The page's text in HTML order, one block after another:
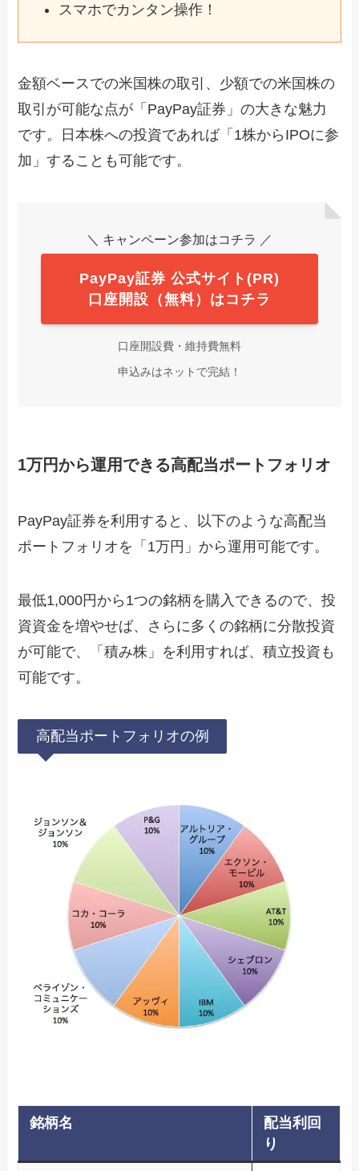
スマホでカンタン操作！
金額ベースでの米国株の取引、少額での米国株の
取引が可能な点が「PayPay証券」の大きな魅力
です。日本株への投資であれば「1株からIPOに参
加」することも可能です。
＼ キャンペーン参加はコチラ ／
PayPay証券 公式サイト(PR)
口座開設（無料）はコチラ
口座開設費・維持費無料
申込みはネットで完結！
1万円から運用できる高配当ポートフォリオ
PayPay証券を利用すると、以下のような高配当
ポートフォリオを「1万円」から運用可能です。
最低1,000円から1つの銘柄を購入できるので、投
資資金を増やせば、さらに多くの銘柄に分散投資
が可能で、「積み株」を利用すれば、積立投資も
可能です。
高配当ポートフォリオの例
銘柄名
配当利回
り